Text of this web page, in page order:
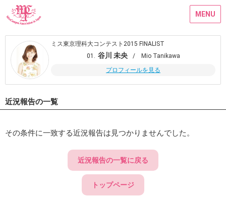
MENU
ミス東京理科大コンテスト2015 FINALIST
01. 谷川 未央
/ Mio Tanikawa
プロフィールを見る
近況報告の一覧
その条件に一致する近況報告は見つかりませんでした。
近況報告の一覧に戻る
トップページ